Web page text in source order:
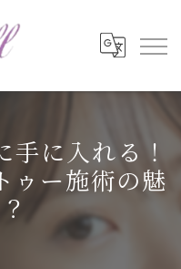
に入れる！
ゥー施術の魅